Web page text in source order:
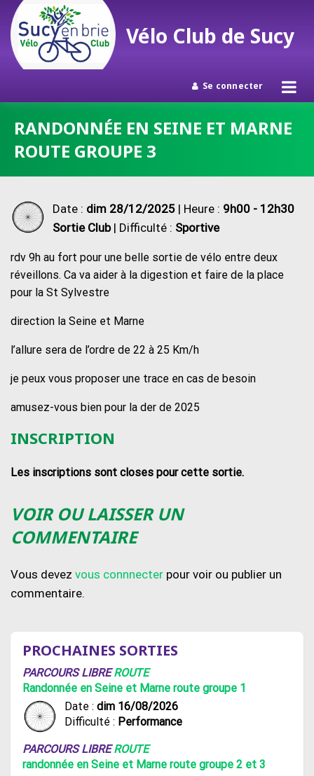
contenu
Vélo Club de Sucy
Se connecter
RANDONNÉE EN SEINE ET MARNE
ROUTE GROUPE 3
Date : dim 28/12/2025 | Heure : 9h00 - 12h30
Sortie Club| Difficulté : Sportive
rdv 9h au fort pour une belle sortie de vélo entre deux
réveillons. Ca va aider à la digestion et faire de la place
pour la St Sylvestre
direction la Seine et Marne
l’allure sera de l’ordre de 22 à 25 Km/h
je peux vous proposer une trace en cas de besoin
amusez-vous bien pour la der de 2025
INSCRIPTION
Les inscriptions sont closes pour cette sortie.
VOIR OU LAISSER UN
COMMENTAIRE
Vous devez vous connnecter pour voir ou publier un
commentaire.
PROCHAINES SORTIES
PARCOURS LIBREROUTE
Randonnée en Seine et Marne route groupe 1
Date : dim 16/08/2026
Difficulté : Performance
PARCOURS LIBREROUTE
randonnée en Seine et Marne route groupe 2 et 3